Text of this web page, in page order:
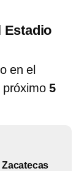
Estadio
en el
próximo 5